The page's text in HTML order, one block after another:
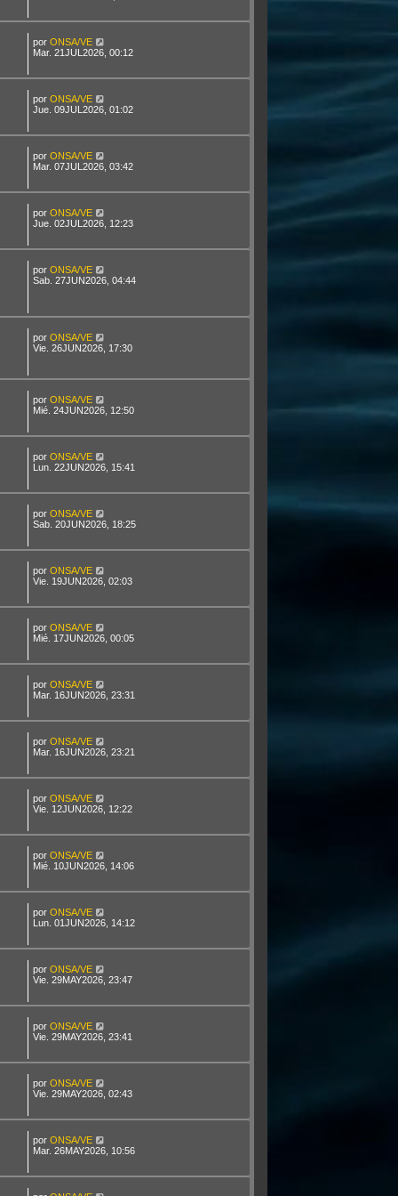
por ONSA/VE
Mar. 21JUL2026, 00:12
por ONSA/VE
Jue. 09JUL2026, 01:02
por ONSA/VE
Mar. 07JUL2026, 03:42
por ONSA/VE
Jue. 02JUL2026, 12:23
por ONSA/VE
Sab. 27JUN2026, 04:44
por ONSA/VE
Vie. 26JUN2026, 17:30
por ONSA/VE
Mié. 24JUN2026, 12:50
por ONSA/VE
Lun. 22JUN2026, 15:41
por ONSA/VE
Sab. 20JUN2026, 18:25
por ONSA/VE
Vie. 19JUN2026, 02:03
por ONSA/VE
Mié. 17JUN2026, 00:05
por ONSA/VE
Mar. 16JUN2026, 23:31
por ONSA/VE
Mar. 16JUN2026, 23:21
por ONSA/VE
Vie. 12JUN2026, 12:22
por ONSA/VE
Mié. 10JUN2026, 14:06
por ONSA/VE
Lun. 01JUN2026, 14:12
por ONSA/VE
Vie. 29MAY2026, 23:47
por ONSA/VE
Vie. 29MAY2026, 23:41
por ONSA/VE
Vie. 29MAY2026, 02:43
por ONSA/VE
Mar. 26MAY2026, 10:56